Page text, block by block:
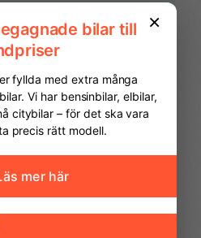
Parkeringskamera
fram
ordna finansiering av
du räkna ut din
online.